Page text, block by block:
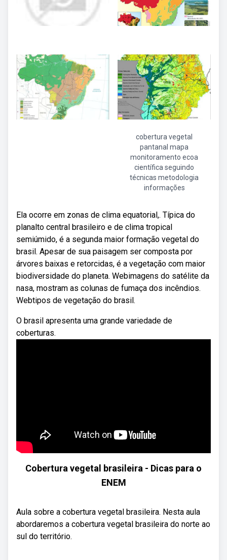
cobertura vegetal
pantanal mapa
monitoramento ecoa
científica seguindo
técnicas metodologia
informações
Ela ocorre em zonas de clima equatorial,. Típica do
planalto central brasileiro e de clima tropical
semiúmido, é a segunda maior formação vegetal do
brasil. Apesar de sua paisagem ser composta por
árvores baixas e retorcidas, é a vegetação com maior
biodiversidade do planeta. Webimagens do satélite da
nasa, mostram as colunas de fumaça dos incêndios.
Webtipos de vegetação do brasil.
O brasil apresenta uma grande variedade de
coberturas.
Cobertura vegetal brasileira - Dicas para o
ENEM
Aula sobre a cobertura vegetal brasileira. Nesta aula
abordaremos a cobertura vegetal brasileira do norte ao
sul do território.